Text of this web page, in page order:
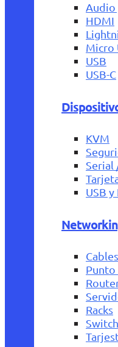
Audio
HDMI
Micro
USB
USB-C
KVM
Serial
USB
Punto
Racks